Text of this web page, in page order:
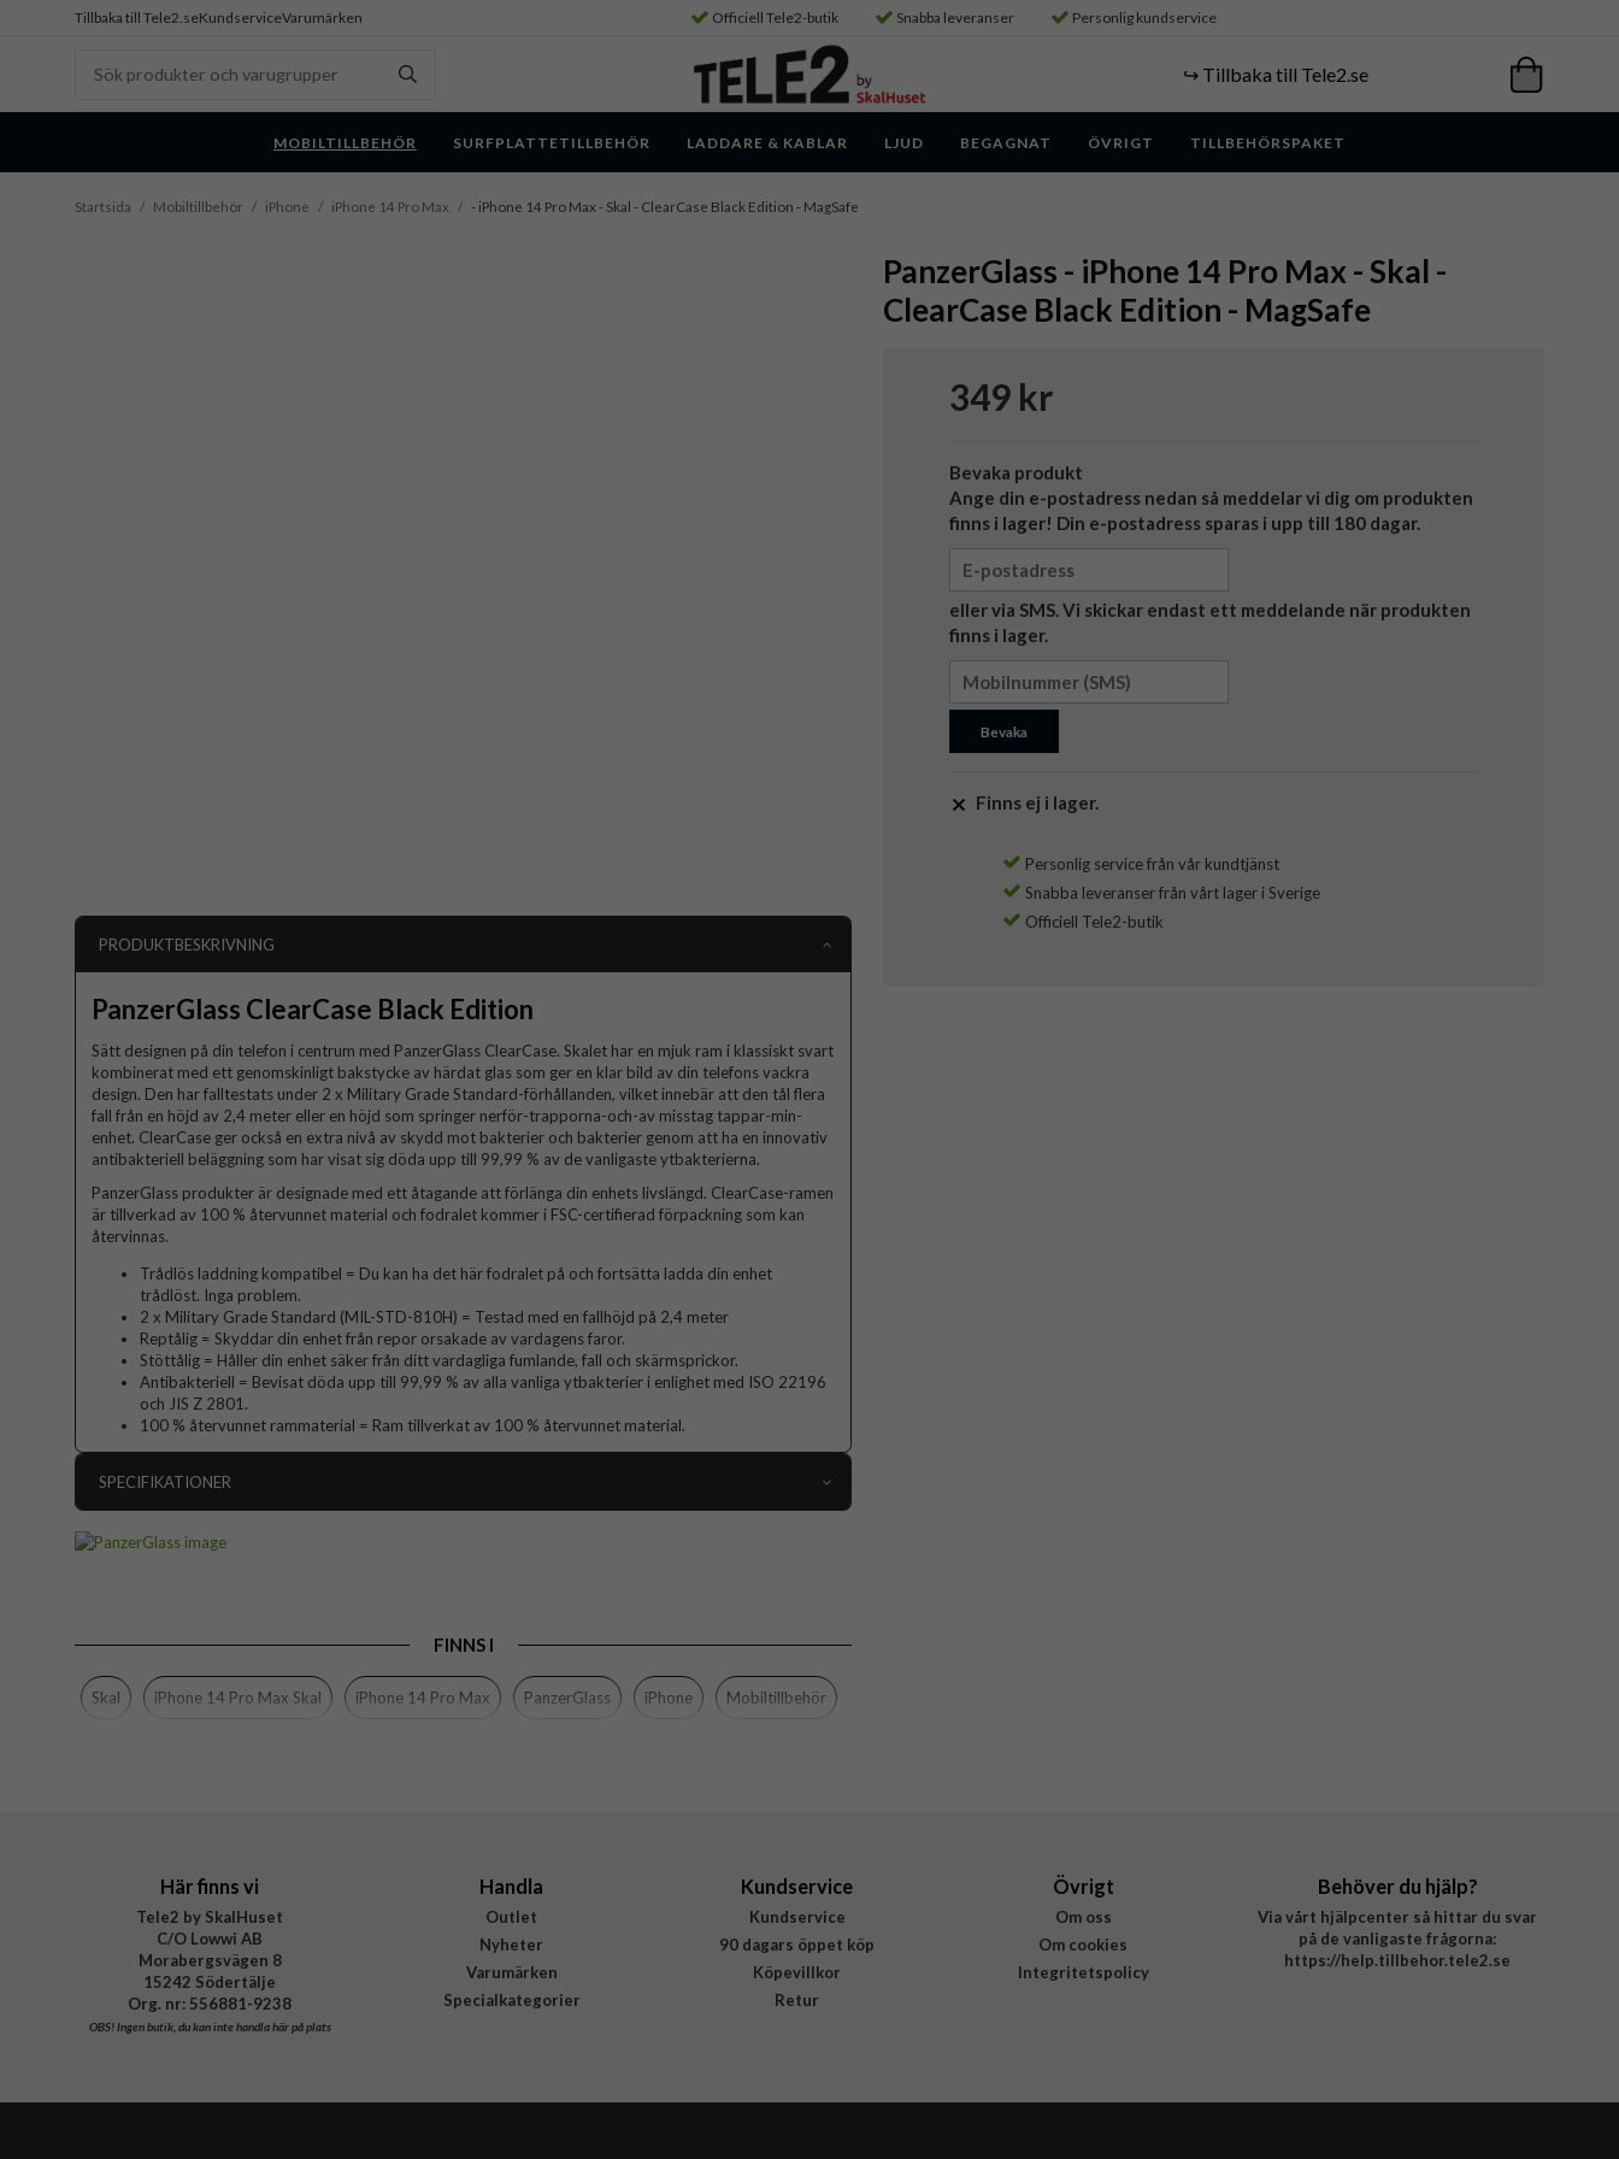
Tillbaka till Tele2.seKundserviceVarumärken Officiell Tele2-butik Snabba leveranser Personlig kundservice
↪️ Tillbaka till Tele2.se
MOBILTILLBEHÖR SURFPLATTETILLBEHÖR LADDARE & KABLAR LJUD BEGAGNAT ÖVRIGT TILLBEHÖRSPAKET
Startsida / Mobiltillbehör / iPhone / iPhone 14 Pro Max / - iPhone 14 Pro Max - Skal - ClearCase Black Edition - MagSafe
PanzerGlass - iPhone 14 Pro Max - Skal -
ClearCase Black Edition - MagSafe
349 kr
Bevaka produkt
Ange din e-postadress nedan så meddelar vi dig om produkten
finns i lager! Din e-postadress sparas i upp till 180 dagar.
eller via SMS. Vi skickar endast ett meddelande när produkten
finns i lager.
Bevaka
Finns ej i lager.
Personlig service från vår kundtjänst
Snabba leveranser från vårt lager i Sverige
Officiell Tele2-butik
PRODUKTBESKRIVNING
PanzerGlass ClearCase Black Edition
Sätt designen på din telefon i centrum med PanzerGlass ClearCase. Skalet har en mjuk ram i klassiskt svart
kombinerat med ett genomskinligt bakstycke av härdat glas som ger en klar bild av din telefons vackra
design. Den har falltestats under 2 x Military Grade Standard-förhållanden, vilket innebär att den tål flera
fall från en höjd av 2,4 meter eller en höjd som springer nerför-trapporna-och-av misstag tappar-min-
enhet. ClearCase ger också en extra nivå av skydd mot bakterier och bakterier genom att ha en innovativ
antibakteriell beläggning som har visat sig döda upp till 99,99 % av de vanligaste ytbakterierna.
PanzerGlass produkter är designade med ett åtagande att förlänga din enhets livslängd. ClearCase-ramen
är tillverkad av 100 % återvunnet material och fodralet kommer i FSC-certifierad förpackning som kan
återvinnas.
Trådlös laddning kompatibel = Du kan ha det här fodralet på och fortsätta ladda din enhet
trådlöst. Inga problem.
2 x Military Grade Standard (MIL-STD-810H) = Testad med en fallhöjd på 2,4 meter
Reptålig = Skyddar din enhet från repor orsakade av vardagens faror.
Stöttålig = Håller din enhet säker från ditt vardagliga fumlande, fall och skärmsprickor.
Antibakteriell = Bevisat döda upp till 99,99 % av alla vanliga ytbakterier i enlighet med ISO 22196
och JIS Z 2801.
100 % återvunnet rammaterial = Ram tillverkat av 100 % återvunnet material.
SPECIFIKATIONER
Egenskaper
MagSafe-kompatibel
Färg
Genomskinlig, Svart
FINNS I
Skal iPhone 14 Pro Max Skal iPhone 14 Pro Max PanzerGlass iPhone Mobiltillbehör
Här finns vi
Tele2 by SkalHuset
C/O Lowwi AB
Morabergsvägen 8
15242 Södertälje
Org. nr: 556881-9238
OBS!Ingen butik, du kan inte handla här på plats
Handla
Outlet
Nyheter
Varumärken
Specialkategorier
Kundservice
Kundservice
90 dagars öppet köp
Köpevillkor
Retur
Övrigt
Om oss
Om cookies
Integritetspolicy
Behöver du hjälp?
Via vårt hjälpcenter så hittar du svar
på de vanligaste frågorna:
https://help.tillbehor.tele2.se